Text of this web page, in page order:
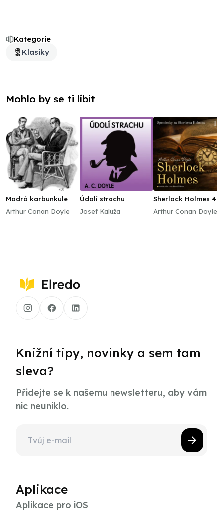
Kategorie
Klasiky
Mohlo by se ti líbit
Modrá karbunkule
Arthur Conan Doyle
Údolí strachu
Josef Kaluža
Sherlock Holmes 4:
Sherlocka Holmesa
Arthur Conan Doyle
Knižní tipy, novinky a sem tam
sleva?
Přidejte se k našemu newsletteru, aby vám
nic neuniklo.
Aplikace
Aplikace pro iOS